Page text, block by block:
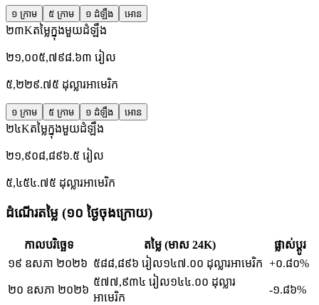
១ ក្រាម ៥ ក្រាម ១ ដំឡឹង អោន
២៣Kតម្លៃក្នុងមួយដំឡឹង
២១,០០៥,៧៩៨.៦៣ រៀល
៥,២២៩.៧៥ ដុល្លារអាមេរិក
១ ក្រាម ៥ ក្រាម ១ ដំឡឹង អោន
២៤Kតម្លៃក្នុងមួយដំឡឹង
២១,៩០៨,៨៩៦.៥ រៀល
៥,៤៥៤.៧៥ ដុល្លារអាមេរិក
ដំណើរតម្លៃ (១០ ថ្ងៃចុងក្រោយ)
កាលបរិច្ឆេទ តម្លៃ (មាស 24K)
ផ្លាស់ប្តូរ
១៩ ឧសភា ២០២៦ ៥៨៨,៨៩៦ រៀល១៤៧.០០ ដុល្លារអាមេរិក +០.៨០%
២០ ឧសភា ២០២៦
៥៧៧,៩៣៤ រៀល១៤៤.០០ ដុល្លារ
អាមេរិក
-១.៨៦%